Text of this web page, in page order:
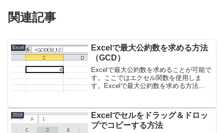
関連記事
Excel
Excelで最大公約数を求める方法
（GCD）
Excelで最大公約数を求めることが可能で
す。ここではエクセル関数を使用しま
す。Excelで最大公約数を求める方法
を求めることが出来ました。
2016
Excelでセルをドラッグ＆ドロッ
プでコピーする方法